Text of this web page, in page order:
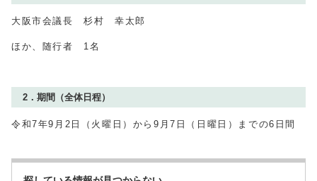
大阪市会議長 杉村 幸太郎
ほか、随行者 1名
2．期間（全体日程）
令和7年9月2日（火曜日）から9月7日（日曜日）までの6日間